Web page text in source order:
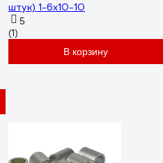
штук) 1-6х10-10
5
(1)
В корзину